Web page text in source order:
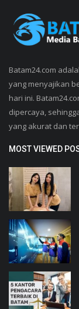
Batam24.com
yang menyajikan
hari ini.
dipercaya,
yang akurat dan
MOST VIEWED